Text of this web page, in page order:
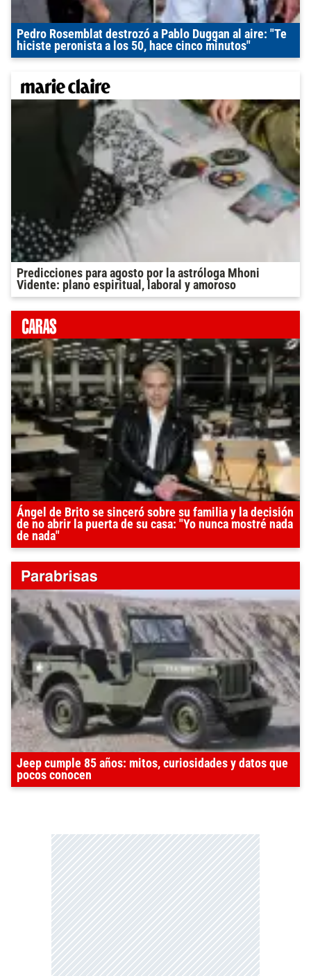
Pedro Rosemblat destrozó a Pablo Duggan al aire: "Te
hiciste peronista a los 50, hace cinco minutos"
Predicciones para agosto por la astróloga Mhoni
Vidente: plano espiritual, laboral y amoroso
Ángel de Brito se sinceró sobre su familia y la decisión
de no abrir la puerta de su casa: "Yo nunca mostré nada
de nada"
Jeep cumple 85 años: mitos, curiosidades y datos que
pocos conocen